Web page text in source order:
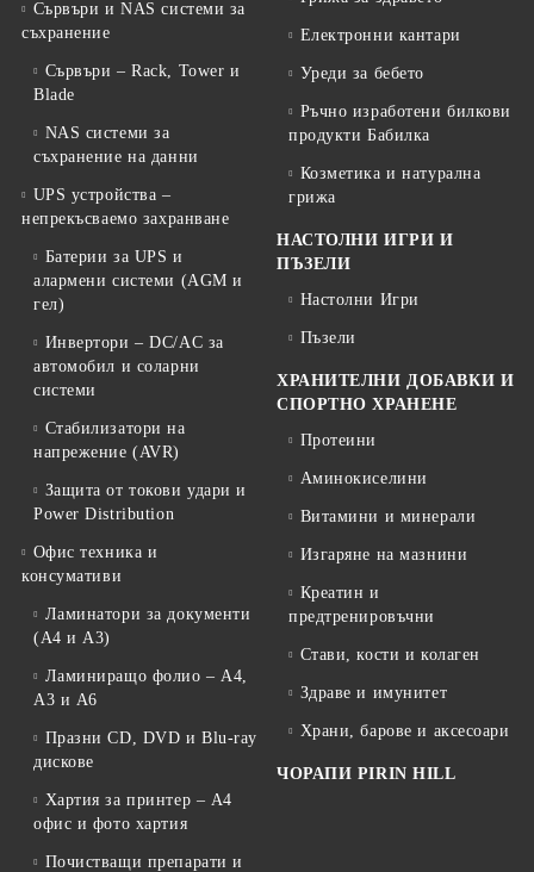
Сървъри и NAS системи за
съхранение
Сървъри – Rack, Tower и
Blade
NAS системи за
съхранение на данни
UPS устройства –
непрекъсваемо захранване
Батерии за UPS и
алармени системи (AGM и
гел)
Инвертори – DC/AC за
автомобил и соларни
системи
Стабилизатори на
напрежение (AVR)
Защита от токови удари и
Power Distribution
Офис техника и
консумативи
Ламинатори за документи
(A4 и A3)
Ламиниращо фолио – A4,
A3 и A6
Празни CD, DVD и Blu-ray
дискове
Хартия за принтер – A4
офис и фото хартия
Почистващи препарати и
Електронни кантари
Уреди за бебето
Ръчно изработени билкови
продукти Бабилка
Козметика и натурална
грижа
НАСТОЛНИ ИГРИ И
ПЪЗЕЛИ
Настолни Игри
Пъзели
ХРАНИТЕЛНИ ДОБАВКИ И
СПОРТНО ХРАНЕНЕ
Протеини
Аминокиселини
Витамини и минерали
Изгаряне на мазнини
Креатин и
предтренировъчни
Стави, кости и колаген
Здраве и имунитет
Храни, барове и аксесоари
ЧОРАПИ PIRIN HILL